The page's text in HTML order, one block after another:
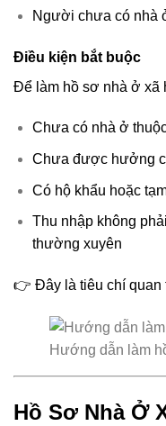
Người chưa có nhà
Điều kiện bắt buộc
Để làm hồ sơ nhà ở xã
Chưa có nhà ở
Chưa được hưởng
Có hộ khẩu hoặc
Thu nhập không
thường xuyên
👉 Đây là tiêu chí quan
Hướng dẫn làm
Hồ Sơ Nhà Ở